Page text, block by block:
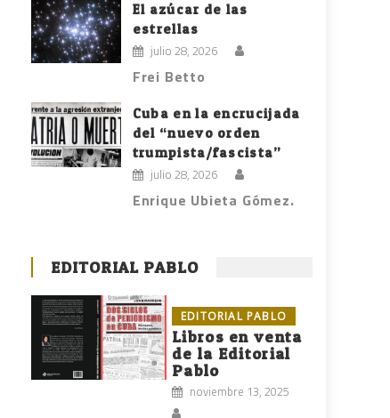
El azúcar de las
estrellas
julio 28, 2026
Frei Betto
Cuba en la encrucijada
del “nuevo orden
trumpista/fascista”
julio 28, 2026
Enrique Ubieta Gómez.
EDITORIAL PABLO
EDITORIAL PABLO
Libros en venta
de la Editorial
Pablo
noviembre 13, 2025